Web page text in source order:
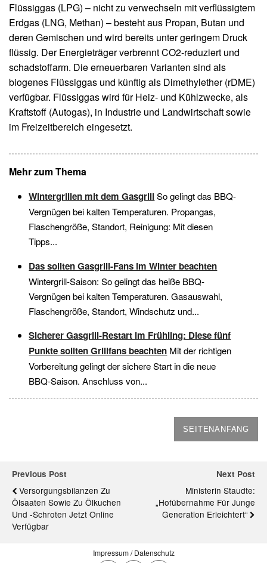
Flüssiggas (LPG) – nicht zu verwechseln mit verflüssigtem
Erdgas (LNG, Methan) – besteht aus Propan, Butan und
deren Gemischen und wird bereits unter geringem Druck
flüssig. Der Energieträger verbrennt CO2-reduziert und
schadstoffarm. Die erneuerbaren Varianten sind als
biogenes Flüssiggas und künftig als Dimethylether (rDME)
verfügbar. Flüssiggas wird für Heiz- und Kühlzwecke, als
Kraftstoff (Autogas), in Industrie und Landwirtschaft sowie
im Freizeitbereich eingesetzt.
Mehr zum Thema
Wintergrillen mit dem GasgrillSo gelingt das BBQ-
Vergnügen bei kalten Temperaturen. Propangas,
Flaschengröße, Standort, Reinigung: Mit diesen
Tipps...
Das sollten Gasgrill-Fans im Winter beachten
Wintergrill-Saison: So gelingt das heiße BBQ-
Vergnügen bei kalten Temperaturen. Gasauswahl,
Flaschengröße, Standort, Windschutz und...
Sicherer Gasgrill-Restart im Frühling: Diese fünf
Punkte sollten Grillfans beachten Mit der richtigen
Vorbereitung gelingt der sichere Start in die neue
BBQ-Saison. Anschluss von...
SEITENANFANG
Previous Post
Versorgungsbilanzen Zu
Ölsaaten Sowie Zu Ölkuchen
Und -schroten Jetzt Online
Verfügbar
Next Post
Ministerin Staudte:
„Hofübernahme Für Junge
Generation Erleichtert“
Impressum / Datenschutz